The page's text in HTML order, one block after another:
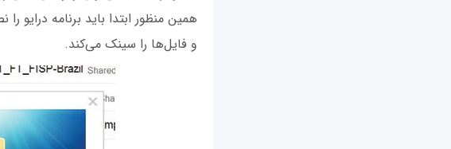
همین منظور ابتدا باید برنامه درایو
و فایل‌‌ها را سینک می‌کند.